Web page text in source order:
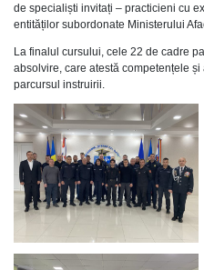
de specialiști invitați – practicieni cu
entităților subordonate Ministerului
La finalul cursului, cele 22 de cadre
absolvire, care atestă competențele
parcursul instruirii.